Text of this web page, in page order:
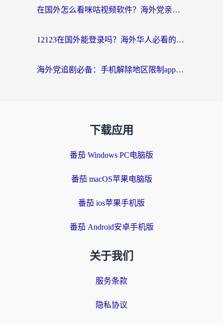
在国外怎么看咪咕视频软件？海外党亲测有效的回国加速方案
12123在国外能登录吗？海外华人必看的回国加速实用指南
海外党追剧必备：手机解除地区限制app怎么选？解决央视视频&国内剧地区限制全指南
下载应用
番茄 Windows PC电脑版
番茄 macOS苹果电脑版
番茄 ios苹果手机版
番茄 Android安卓手机版
关于我们
服务条款
隐私协议